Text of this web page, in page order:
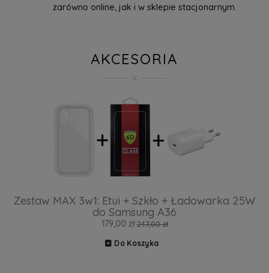
zarówno online, jak i w sklepie stacjonarnym.
AKCESORIA
Zestaw MAX 3w1: Etui + Szkło + Ładowarka 25W
do Samsung A36
179,00 zł 247,00 zł
Do Koszyka